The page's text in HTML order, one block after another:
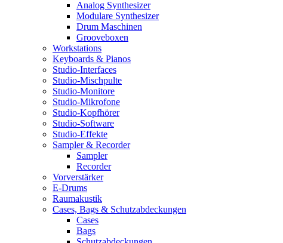
Analog Synthesizer
Modulare Synthesizer
Drum Maschinen
Grooveboxen
Workstations
Keyboards & Pianos
Studio-Interfaces
Studio-Mischpulte
Studio-Monitore
Studio-Mikrofone
Studio-Kopfhörer
Studio-Software
Studio-Effekte
Sampler & Recorder
Sampler
Recorder
Vorverstärker
E-Drums
Raumakustik
Cases, Bags & Schutzabdeckungen
Cases
Bags